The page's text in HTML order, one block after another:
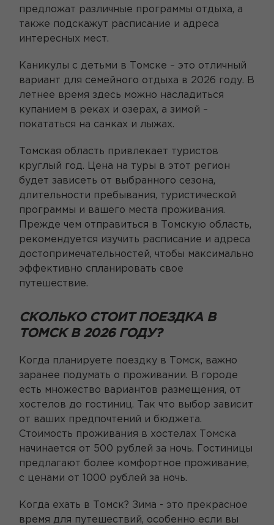
предложат различные программы отдыха, а
также подскажут расписание и адреса
интересных мест.
Каникулы с детьми в Томске – это отличный
вариант для семейного отдыха в 2026 году. В
летнее время здесь можно насладиться
купанием в реках и озерах, а зимой –
покататься на санках и лыжах.
Томская область привлекает туристов
круглый год. Цена на туры в этот регион
будет зависеть от выбранного сезона,
длительности пребывания, туристической
программы и вашего места проживания.
Прежде чем отправиться в Томскую область,
рекомендуется изучить расписание и адреса
достопримечательностей, чтобы максимально
эффективно спланировать свое
путешествие.
СКОЛЬКО СТОИТ ПОЕЗДКА В
ТОМСК В 2026 ГОДУ?
Когда планируете поездку в Томск, важно
заранее подумать о проживании. В городе
есть множество вариантов размещения, от
хостелов до гостиниц. Так что выбор зависит
от ваших предпочтений и бюджета.
Стоимость проживания в хостелах Томска
начинается от 500 рублей за ночь. Гостиницы
предлагают более комфортное проживание,
с ценами от 1000 рублей за ночь.
Когда ехать в Томск? Зима - это прекрасное
время для путешествий, особенно если вы